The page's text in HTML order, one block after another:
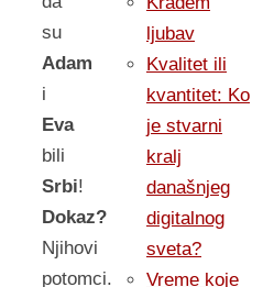
su
Adam
i
Eva
bili
Srbi!
Dokaz?
Njihovi
potomci.
ljubav
Kvalitet ili
kvantitet: Ko
je stvarni
kralj
današnjeg
digitalnog
sveta?
Vreme koje